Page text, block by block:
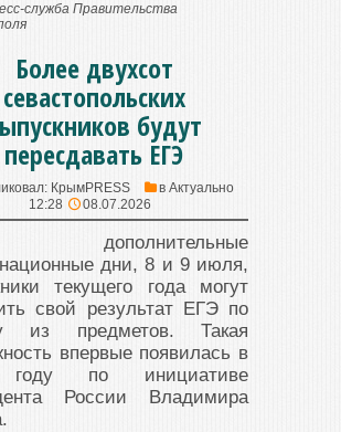
служба Правительства
Более двухсот
севастопольских
будут
пересдавать ЕГЭ
КрымPRESS в Актуально
12:28
08.07.2026
дни, 8 и 9 июля,
текущего года могут
свой результат ЕГЭ по
из предметов. Такая
впервые появилась в
по инициативе
России Владимира